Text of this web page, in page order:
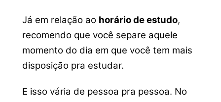
Já em relação ao horário de estudo,
recomendo que você separe aquele
momento do dia em que você tem mais
disposição pra estudar.
E isso vária de pessoa pra pessoa. No